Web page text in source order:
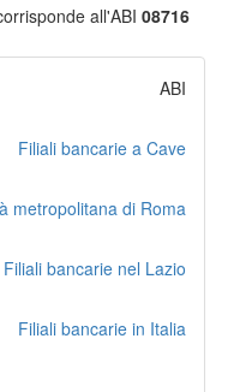
all'ABI 08716
ABI
Filiali bancarie a Cave
metropolitana di Roma
Filiali bancarie nel Lazio
Filiali bancarie in Italia